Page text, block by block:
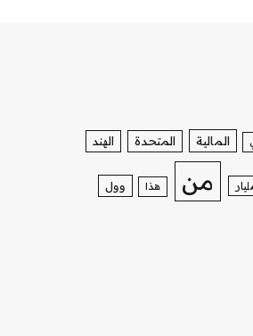
المالية المتحدة الهند
من هذا وول